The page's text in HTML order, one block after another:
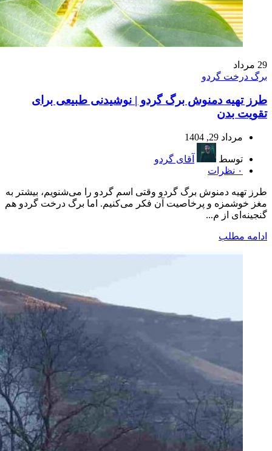
29 مرداد
برگ درخت گردو
طرز تهیه دمنوش برگ گردو | نوشیدنی طبیعی برای
تقویت بدن
مرداد 29, 1404
توسط
آقای گردو
۰ نظرات
طرز تهیه دمنوش برگ گردو وقتی اسم گردو را می‌شنویم، بیشتر به
مغز خوشمزه و پرخاصیت آن فکر می‌کنیم. اما برگ درخت گردو هم
گنجینه‌ای از م...
ادامه مطلب